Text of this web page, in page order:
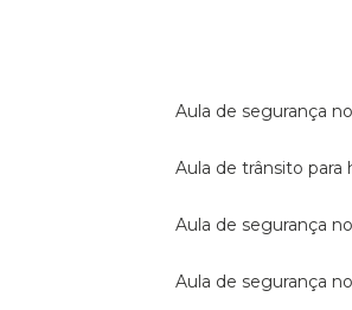
aula de segurança
aula de trânsito
aula de segurança
aula de segurança